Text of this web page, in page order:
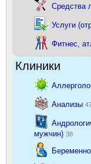
Средства
Услуги
Фитнес,
Клиники
Анализы
мужчин) 38